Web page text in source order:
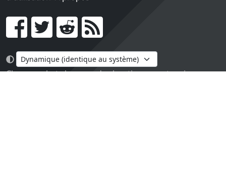
Go !
Chaque achat chez une des boutiques partenaires nous